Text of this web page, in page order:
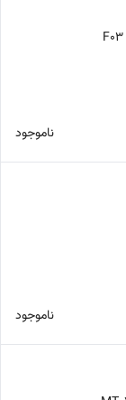
ناموجود
ناموجود